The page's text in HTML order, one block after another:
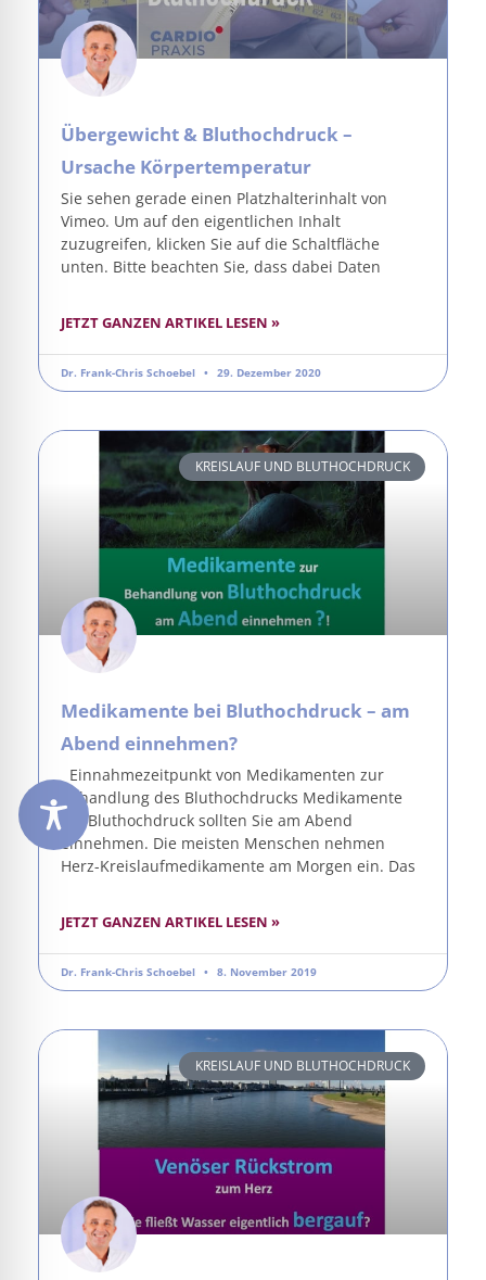
Übergewicht & Bluthochdruck –
Ursache Körpertemperatur
Sie sehen gerade einen Platzhalterinhalt von
Vimeo. Um auf den eigentlichen Inhalt
zuzugreifen, klicken Sie auf die Schaltfläche
unten. Bitte beachten Sie, dass dabei Daten
JETZT GANZEN ARTIKEL LESEN »
Dr. Frank-Chris Schoebel 29. Dezember 2020
KREISLAUF UND BLUTHOCHDRUCK
Medikamente bei Bluthochdruck – am
Abend einnehmen?
Einnahmezeitpunkt von Medikamenten zur
Behandlung des Bluthochdrucks Medikamente
bei Bluthochdruck sollten Sie am Abend
einnehmen. Die meisten Menschen nehmen
Herz-Kreislaufmedikamente am Morgen ein. Das
JETZT GANZEN ARTIKEL LESEN »
Dr. Frank-Chris Schoebel 8. November 2019
KREISLAUF UND BLUTHOCHDRUCK